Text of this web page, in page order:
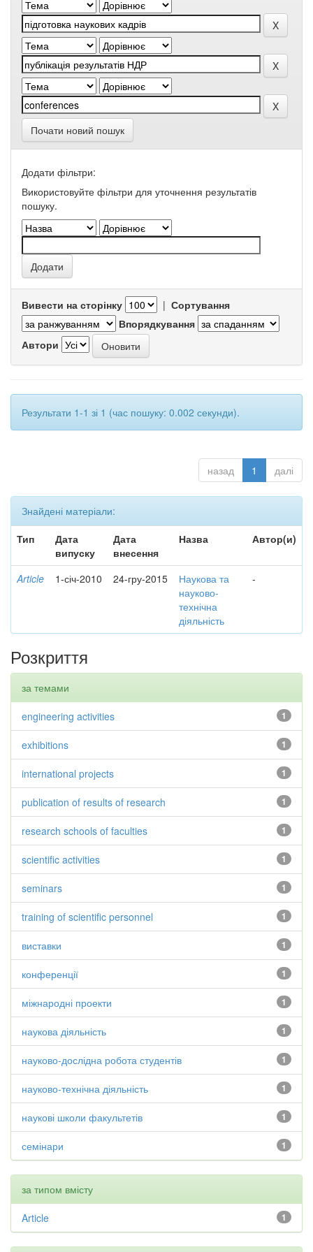
Почати новий пошук
Додати фільтри:
Використовуйте фільтри для уточнення результатів
пошуку.
Вивести на сторінку | Сортування
Впорядкування
Автори
Результати 1-1 зі 1 (час пошуку: 0.002 секунди).
назад 1 далі
Знайдені матеріали:
Тип
Дата
випуску
Дата
внесення
Назва Автор(и)
Article 1-січ-2010 24-гру-2015
Наукова та
науково-
технічна
діяльність
-
Розкриття
за темами
1
engineering activities
1
exhibitions
1
international projects
1
publication of results of research
1
research schools of faculties
1
scientific activities
1
seminars
1
training of scientific personnel
1
виставки
1
конференції
1
міжнародні проекти
1
наукова діяльність
1
науково-дослідна робота студентів
1
науково-технічна діяльність
1
наукові школи факультетів
1
семінари
за типом вмісту
1
Article